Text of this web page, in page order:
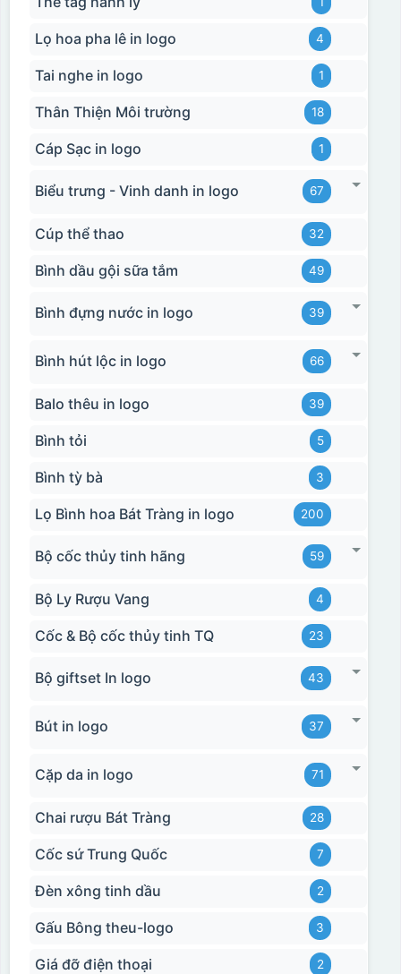
Lọ hoa pha lê in logo 4
Tai nghe in logo 1
Thân Thiện Môi trường 18
Cáp Sạc in logo 1
Biểu trưng - Vinh danh in logo 67
Cúp thể thao 32
Bình dầu gội sữa tắm 49
Bình đựng nước in logo 39
Bình hút lộc in logo 66
Balo thêu in logo 39
Bình tỏi 5
Bình tỳ bà 3
Lọ Bình hoa Bát Tràng in logo 200
Bộ cốc thủy tinh hãng 59
Bộ Ly Rượu Vang 4
Cốc & Bộ cốc thủy tinh TQ 23
Bộ giftset In logo 43
Bút in logo 37
Cặp da in logo 71
Chai rượu Bát Tràng 28
Cốc sứ Trung Quốc 7
Đèn xông tinh dầu 2
Gấu Bông theu-logo 3
Giá đỡ điện thoại 2